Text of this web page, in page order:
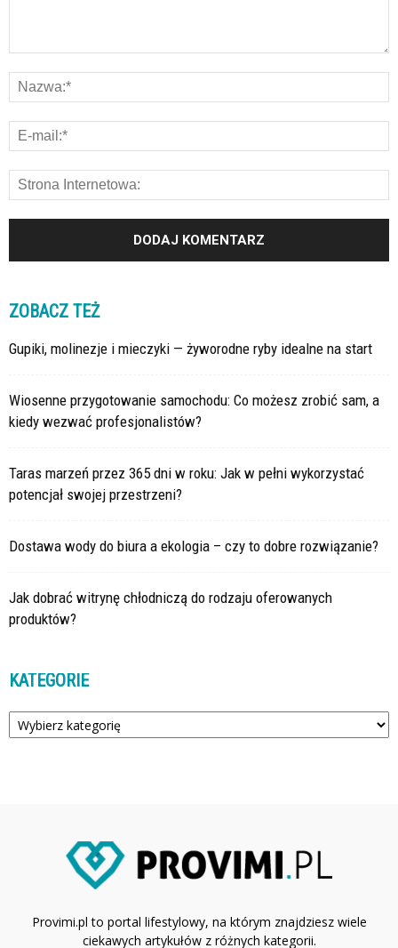
ZOBACZ TEŻ
Gupiki, molinezje i mieczyki — żyworodne ryby idealne na start
Wiosenne przygotowanie samochodu: Co możesz zrobić sam, a
kiedy wezwać profesjonalistów?
Taras marzeń przez 365 dni w roku: Jak w pełni wykorzystać
potencjał swojej przestrzeni?
Dostawa wody do biura a ekologia – czy to dobre rozwiązanie?
Jak dobrać witrynę chłodniczą do rodzaju oferowanych
produktów?
KATEGORIE
Kategorie
Provimi.pl to portal lifestylowy, na którym znajdziesz wiele
ciekawych artykułów z różnych kategorii.